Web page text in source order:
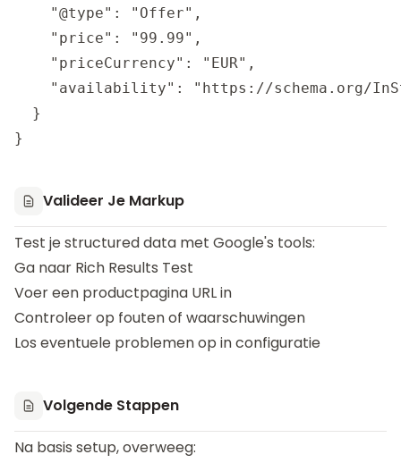
    "@type": "Offer",
    "price": "99.99",
    "priceCurrency": "EUR",
"availability": "https://schema.org/
  }
Valideer Je Markup
Test je structured data met Google's tools:
Ga naar Rich Results Test
Voer een productpagina URL in
Controleer op fouten of waarschuwingen
Los eventuele problemen op in configuratie
Volgende Stappen
Na basis setup, overweeg: